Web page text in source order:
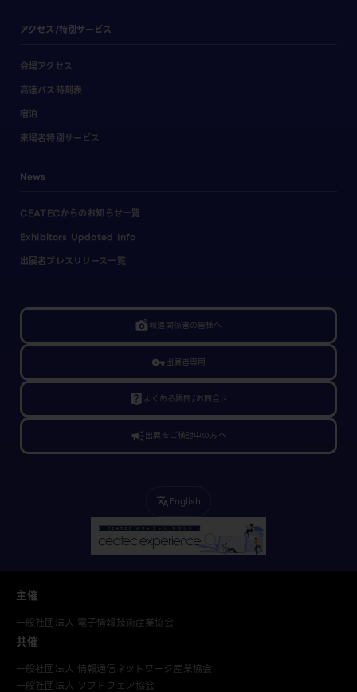
アクセス/特別サービス
会場アクセス
高速バス時刻表
宿泊
来場者特別サービス
News
CEATECからのお知らせ一覧
Exhibitors Updated Info
出展者プレスリリース一覧
linked_camera報道関係者の皆様へ
vpn_key出展者専用
live_help よくある質問/お問合せ
campaign出展をご検討中の方へ
translateEnglish
主催
一般社団法人 電子情報技術産業協会
共催
一般社団法人 情報通信ネットワーク産業協会
一般社団法人 ソフトウェア協会